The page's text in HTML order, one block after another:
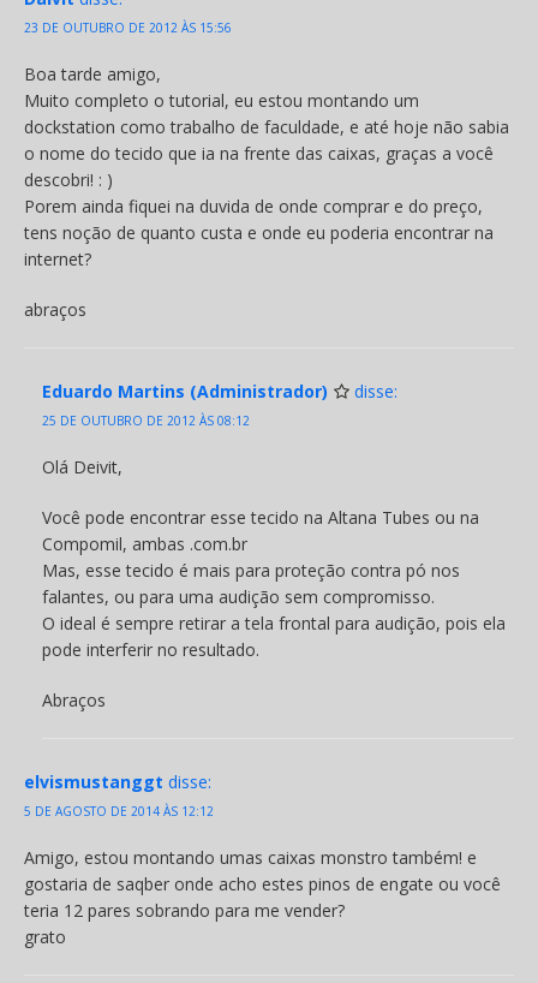
23 DE OUTUBRO DE 2012 ÀS 15:56
Boa tarde amigo,
Muito completo o tutorial, eu estou montando um
dockstation como trabalho de faculdade, e até hoje não sabia
o nome do tecido que ia na frente das caixas, graças a você
descobri! : )
Porem ainda fiquei na duvida de onde comprar e do preço,
tens noção de quanto custa e onde eu poderia encontrar na
internet?
abraços
Eduardo Martins (Administrador) disse:
25 DE OUTUBRO DE 2012 ÀS 08:12
Olá Deivit,
Você pode encontrar esse tecido na Altana Tubes ou na
Compomil, ambas .com.br
Mas, esse tecido é mais para proteção contra pó nos
falantes, ou para uma audição sem compromisso.
O ideal é sempre retirar a tela frontal para audição, pois ela
pode interferir no resultado.
Abraços
elvismustanggt disse:
5 DE AGOSTO DE 2014 ÀS 12:12
Amigo, estou montando umas caixas monstro também! e
gostaria de saqber onde acho estes pinos de engate ou você
teria 12 pares sobrando para me vender?
grato